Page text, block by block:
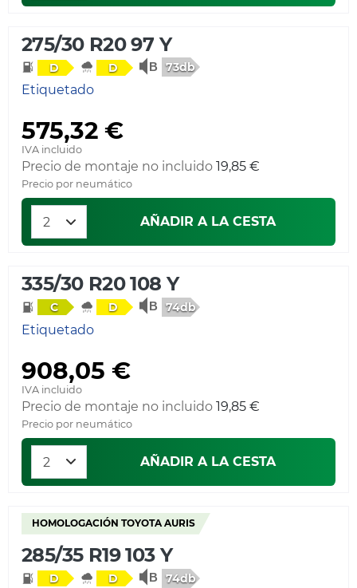
275/30 R20 97 Y
D D 73db
Etiquetado
575,32 €
IVA incluido
Precio de montaje no incluido 19,85 €
Precio por neumático
AÑADIR A LA CESTA
335/30 R20 108 Y
C D 74db
Etiquetado
908,05 €
IVA incluido
Precio de montaje no incluido 19,85 €
Precio por neumático
AÑADIR A LA CESTA
HOMOLOGACIÓN TOYOTA AURIS
285/35 R19 103 Y
D D 74db